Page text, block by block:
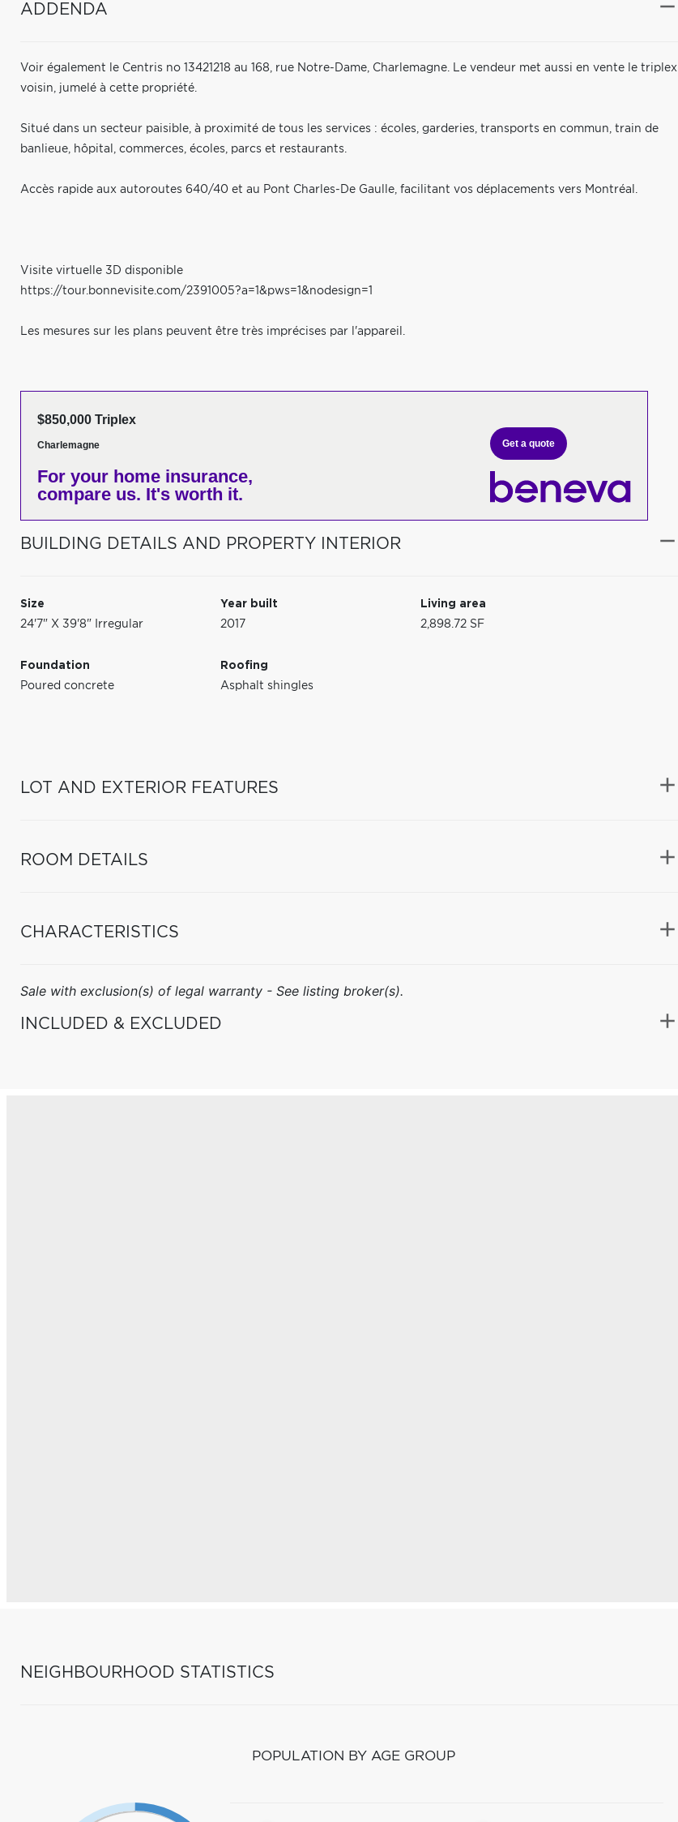
ADDENDA
Voir également le Centris no 13421218 au 168, rue Notre-Dame, Charlemagne. Le vendeur met aussi en vente le triplex
voisin, jumelé à cette propriété.
Situé dans un secteur paisible, à proximité de tous les services : écoles, garderies, transports en commun, train de
banlieue, hôpital, commerces, écoles, parcs et restaurants.
Accès rapide aux autoroutes 640/40 et au Pont Charles-De Gaulle, facilitant vos déplacements vers Montréal.
Visite virtuelle 3D disponible
https://tour.bonnevisite.com/2391005?a=1&pws=1&nodesign=1
Les mesures sur les plans peuvent être très imprécises par l'appareil.
$850,000 Triplex
Charlemagne
For your home insurance,
compare us. It's worth it.
Get a quote
BUILDING DETAILS AND PROPERTY INTERIOR
Size
24'7" X 39'8" Irregular
Year built
2017
Living area
2,898.72 SF
Foundation
Poured concrete
Roofing
Asphalt shingles
LOT AND EXTERIOR FEATURES
ROOM DETAILS
CHARACTERISTICS
Sale with exclusion(s) of legal warranty - See listing broker(s).
INCLUDED & EXCLUDED
NEIGHBOURHOOD STATISTICS
POPULATION BY AGE GROUP